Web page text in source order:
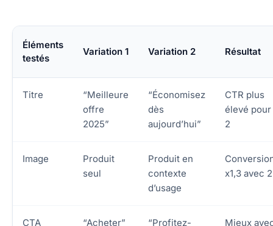
Éléments
testés
Variation 1 Variation 2 Résultat
Titre
“Meilleure
offre
2025”
“Économisez
dès
aujourd’hui”
CTR plus
élevé pour
2
Image
Produit
seul
Produit en
contexte
d’usage
x1,3 avec 2
CTA “Acheter”
“Profitez-
Mieux